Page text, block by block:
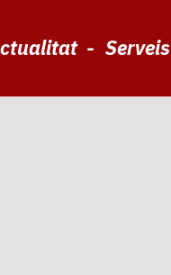
Serveis